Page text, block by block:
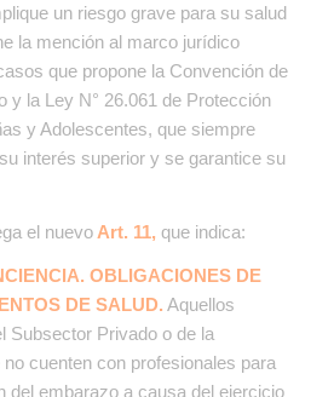
un riesgo grave para su salud
la mención al marco jurídico
que propone la Convención de
y la Ley N° 26.061 de Protección
y Adolescentes, que siempre
interés superior y se garantice su
el nuevoArt. 11, que indica:
OBLIGACIONES DE
DE SALUD. Aquellos
Subsector Privado o de la
cuenten con profesionales para
del embarazo a causa del ejercicio